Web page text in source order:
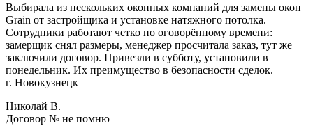
Выбирала из нескольких оконных компаний для замены окон
Grain от застройщика и установке натяжного потолка.
Сотрудники работают четко по оговорённому времени:
замерщик снял размеры, менеджер просчитала заказ, тут же
заключили договор. Привезли в субботу, установили в
понедельник. Их преимущество в безопасности сделок.
г. Новокузнецк
Николай В.
Договор № не помню